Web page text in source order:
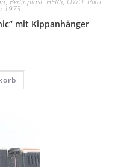
1973
mit Kippanhänger